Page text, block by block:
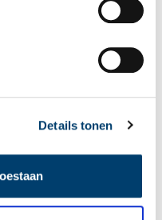
Details tonen
de zetel van het
van de puissant
maar ook aan de andere
niveau.